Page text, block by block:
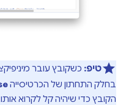
טיפ: כשקובץ עובר
בחלק התחתון של הכרטיסייה
הקובץ כדי שיהיה קל לקרוא